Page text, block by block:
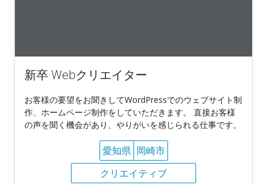
新卒 Webクリエイター
お客様の要望をお聞きしてWordPressでのウェブサイト制
作、ホームページ制作をしていただきます。 直接お客様
の声を聞く機会があり、やりがいを感じられる仕事です。
愛知県 岡崎市
クリエイティブ